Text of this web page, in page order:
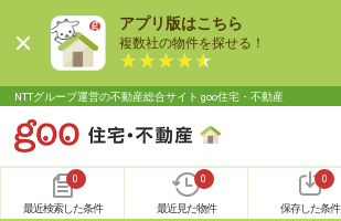
アプリ版はこちら
複数社の物件を探せる！
NTTグループ運営の不動産総合サイト goo住宅・不動産
0
最近検索した条件
0
最近見た物件
0
保存した条件